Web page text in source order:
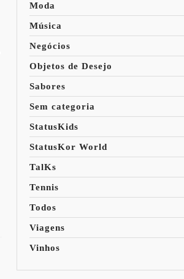
Moda
Música
Negócios
Objetos de Desejo
Sabores
Sem categoria
StatusKids
StatusKor World
TalKs
Tennis
Todos
Viagens
Vinhos